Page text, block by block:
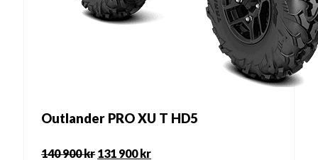
Outlander PRO XU T HD5
140 900kr 131 900kr